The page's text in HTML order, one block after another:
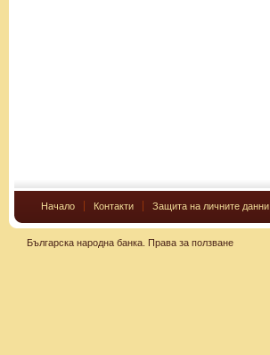
Начало Контакти Защита на личните данни
Българска народна банка. Права за ползване